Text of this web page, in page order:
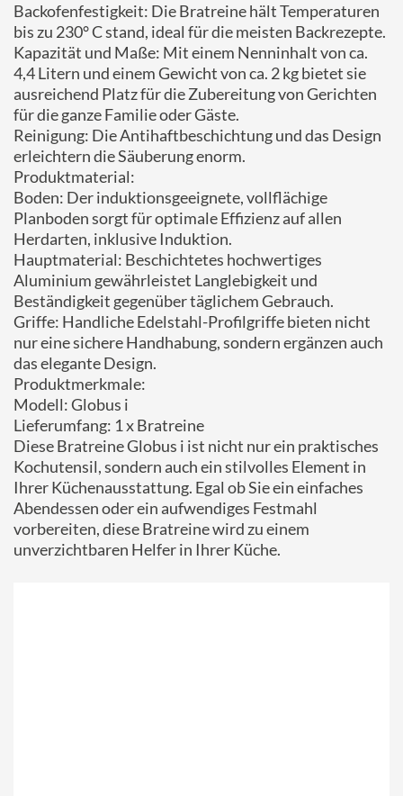
Backofenfestigkeit: Die Bratreine hält Temperaturen
bis zu 230° C stand, ideal für die meisten Backrezepte.
Kapazität und Maße: Mit einem Nenninhalt von ca.
4,4 Litern und einem Gewicht von ca. 2 kg bietet sie
ausreichend Platz für die Zubereitung von Gerichten
für die ganze Familie oder Gäste.
Reinigung: Die Antihaftbeschichtung und das Design
erleichtern die Säuberung enorm.
Produktmaterial:
Boden: Der induktionsgeeignete, vollflächige
Planboden sorgt für optimale Effizienz auf allen
Herdarten, inklusive Induktion.
Hauptmaterial: Beschichtetes hochwertiges
Aluminium gewährleistet Langlebigkeit und
Beständigkeit gegenüber täglichem Gebrauch.
Griffe: Handliche Edelstahl-Profilgriffe bieten nicht
nur eine sichere Handhabung, sondern ergänzen auch
das elegante Design.
Produktmerkmale:
Modell: Globus i
Lieferumfang: 1 x Bratreine
Diese Bratreine Globus i ist nicht nur ein praktisches
Kochutensil, sondern auch ein stilvolles Element in
Ihrer Küchenausstattung. Egal ob Sie ein einfaches
Abendessen oder ein aufwendiges Festmahl
vorbereiten, diese Bratreine wird zu einem
unverzichtbaren Helfer in Ihrer Küche.